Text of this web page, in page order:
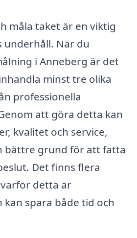
måla taket är en viktig
underhåll. När du
i Anneberg är det
minst tre olika
professionella
att göra detta kan
kvalitet och service,
bättre grund för att fatta
Det finns flera
detta är
spara både tid och